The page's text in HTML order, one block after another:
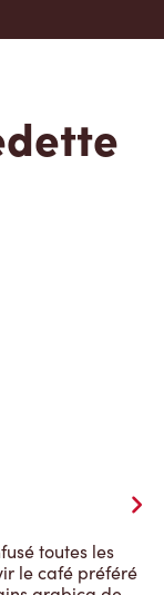
toutes les
le café préféré